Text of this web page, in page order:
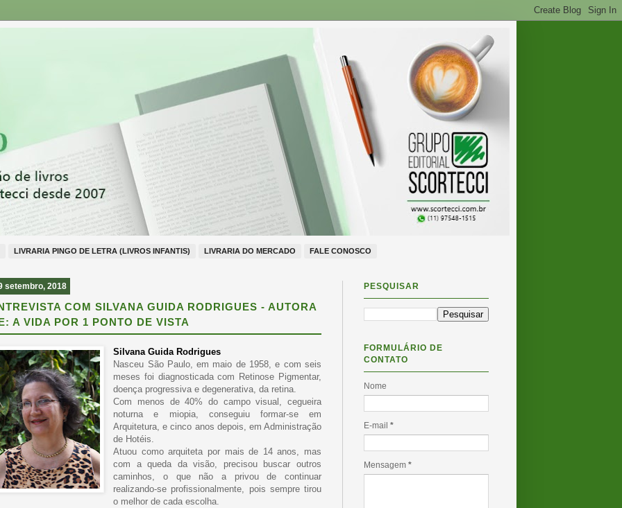
LIVRARIA PINGO DE LETRA (LIVROS INFANTIS) LIVRARIA DO MERCADO FALE CONOSCO
setembro, 2018
COM SILVANA GUIDA RODRIGUES - AUTORA
A VIDA POR 1 PONTO DE VISTA
Silvana Guida Rodrigues
Nasceu São Paulo, em maio de 1958, e com seis
meses foi diagnosticada com Retinose Pigmentar,
doença progressiva e degenerativa, da retina.
Com menos de 40% do campo visual, cegueira
noturna e miopia, conseguiu formar-se em
Arquitetura, e cinco anos depois, em Administração
de Hotéis.
Atuou como arquiteta por mais de 14 anos, mas
com a queda da visão, precisou buscar outros
caminhos, o que não a privou de continuar
realizando-se profissionalmente, pois sempre tirou
o melhor de cada escolha.
PESQUISAR
FORMULÁRIO DE
CONTATO
Nome
E-mail *
Mensagem *